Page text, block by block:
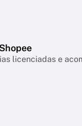
licenciadas e